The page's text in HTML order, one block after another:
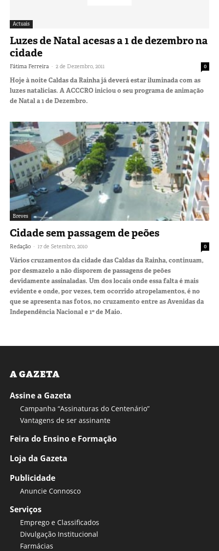
Actuais
Luzes de Natal acesas a 1 de dezembro na
cidade
Fátima Ferreira - 2 de Dezembro, 2011 0
Hoje à noite Caldas da Rainha já deverá estar iluminada com as
luzes natalícias. A ACCCRO iniciou o seu programa de animação
de Natal a 1 de Dezembro.
Breves
Cidade sem passagem de peões
Redação - 17 de Setembro, 2010 0
Vários cruzamentos da cidade das Caldas da Rainha, continuam,
por desmazelo a não disporem de passagens de peões
devidamente assinaladas. Um dos locais onde essa falta é mais
evidente e onde, por vezes, tem ocorrido atropelamentos, é no
que se apresenta nas fotos, no cruzamento entre as Avenidas da
Independência Nacional e 1º de Maio.
A GAZETA
Assine a Gazeta
Campanha “Assinaturas do Centenário”
Vantagens de ser assinante
Feira do Ensino e Formação
Loja da Gazeta
Publicidade
Anuncie Connosco
Serviços
Emprego e Classificados
Divulgação Institucional
Farmácias